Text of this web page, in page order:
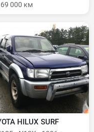
000 км
HILUX SURF